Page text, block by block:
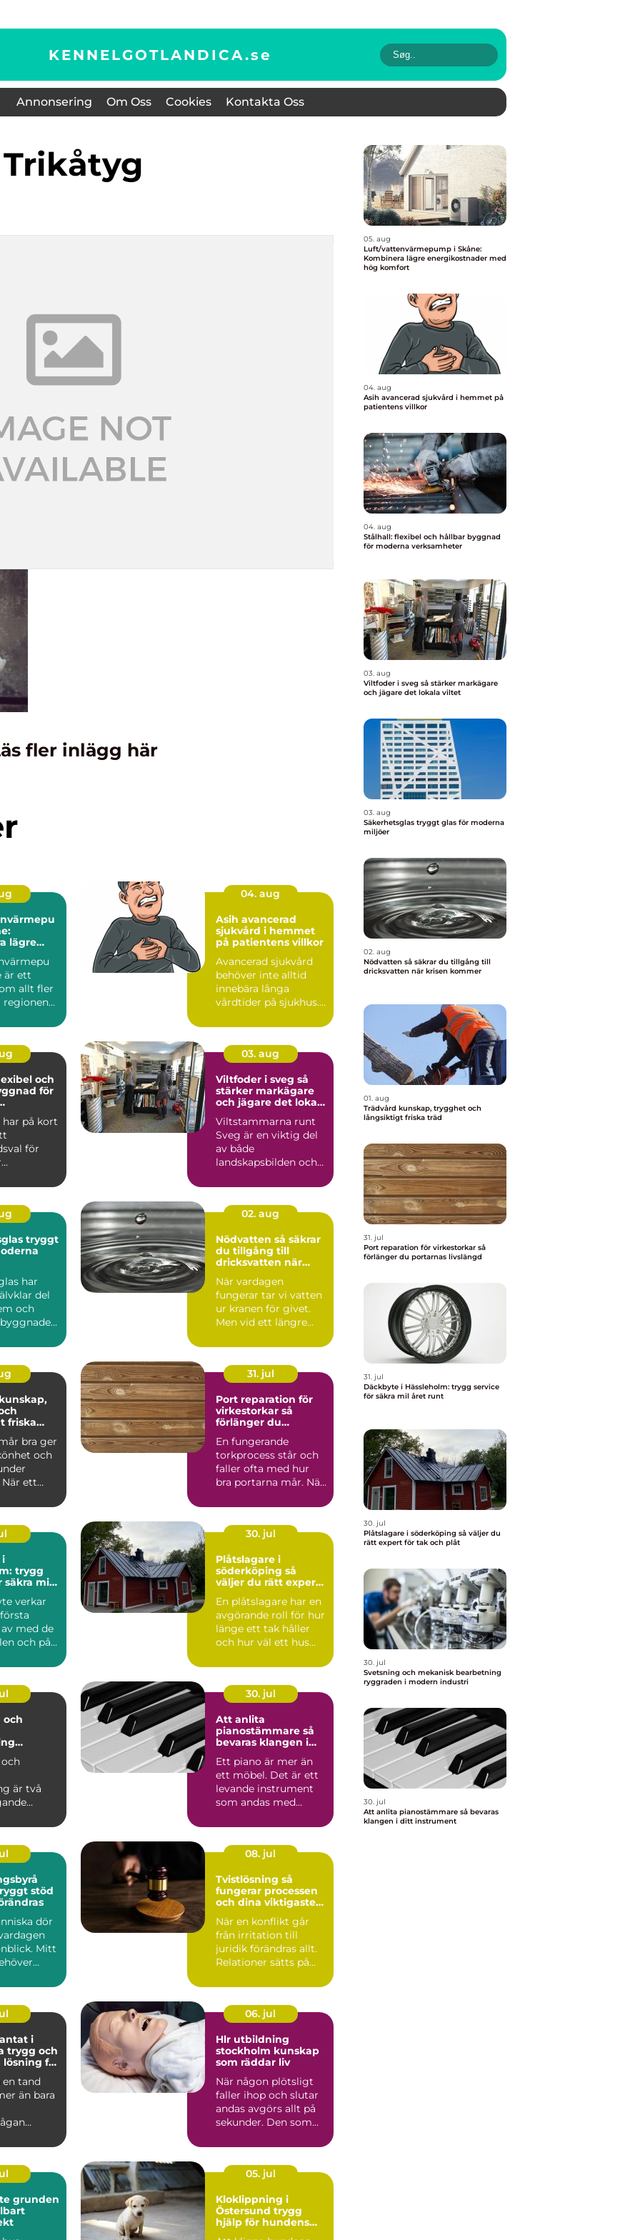
KENNELGOTLANDICA.se
Annonsering Om Oss Cookies Kontakta Oss
trikåtyg
fler inlägg här
lägre
är ett
allt fler
regionen
04. aug
Asih avancerad
sjukvård i hemmet
på patientens villkor
Avancerad sjukvård
behöver inte alltid
innebära långa
vårdtider på sjukhus.
sjuka pe...
och
för
har på kort
för
03. aug
Viltfoder i sveg så
stärker markägare
och jägare det lokala
Viltstammarna runt
Sveg är en viktig del
av både
landskapsbilden och
och annat...
tryggt
har
del
och
02. aug
Nödvatten så säkrar
du tillgång till
dricksvatten när
När vardagen
fungerar tar vi vatten
ur kranen för givet.
Men vid ett längre
förorening...
friska
bra ger
och
När ett
31. jul
Port reparation för
virkestorkar så
förlänger du
En fungerande
torkprocess står och
faller ofta med hur
bra portarna mår. När
läcker...
i
trygg
säkra mil
verkar
med de
och på
30. jul
Plåtslagare i
söderköping så
väljer du rätt expert
En plåtslagare har en
avgörande roll för hur
länge ett tak håller
och hur väl ett hus
och
är två
gör d...
30. jul
Att anlita
pianostämmare så
bevaras klangen i
Ett piano är mer än
ett möbel. Det är ett
levande instrument
som andas med
årsti...
dör
Mitt
08. jul
Tvistlösning så
fungerar processen
och dina viktigaste
När en konflikt går
från irritation till
juridik förändras allt.
Relationer sätts på
i
för
tand
än bara
flytta på...
06. jul
Hlr utbildning
stockholm kunskap
som räddar liv
När någon plötsligt
faller ihop och slutar
andas avgörs allt på
sekunder. Den som
05. jul
Kloklippning i
Östersund trygg
hjälp för hundens
05. aug
Luft/vattenvärmepump i Skåne:
Kombinera lägre energikostnader med
hög komfort
04. aug
Asih avancerad sjukvård i hemmet på
patientens villkor
04. aug
Stålhall: flexibel och hållbar byggnad
för moderna verksamheter
03. aug
Viltfoder i sveg så stärker markägare
och jägare det lokala viltet
03. aug
Säkerhetsglas tryggt glas för moderna
miljöer
02. aug
Nödvatten så säkrar du tillgång till
dricksvatten när krisen kommer
01. aug
Trädvård kunskap, trygghet och
långsiktigt friska träd
31. jul
Port reparation för virkestorkar så
förlänger du portarnas livslängd
31. jul
Däckbyte i Hässleholm: trygg service
för säkra mil året runt
30. jul
Plåtslagare i söderköping så väljer du
rätt expert för tak och plåt
30. jul
Svetsning och mekanisk bearbetning
ryggraden i modern industri
30. jul
Att anlita pianostämmare så bevaras
klangen i ditt instrument